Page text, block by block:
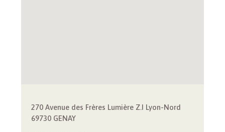
270 Avenue des Frères Lumière Z.I Lyon-Nord
69730 GENAY